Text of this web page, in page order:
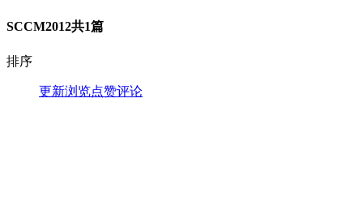
SCCM2012共1篇
排序
更新浏览点赞评论